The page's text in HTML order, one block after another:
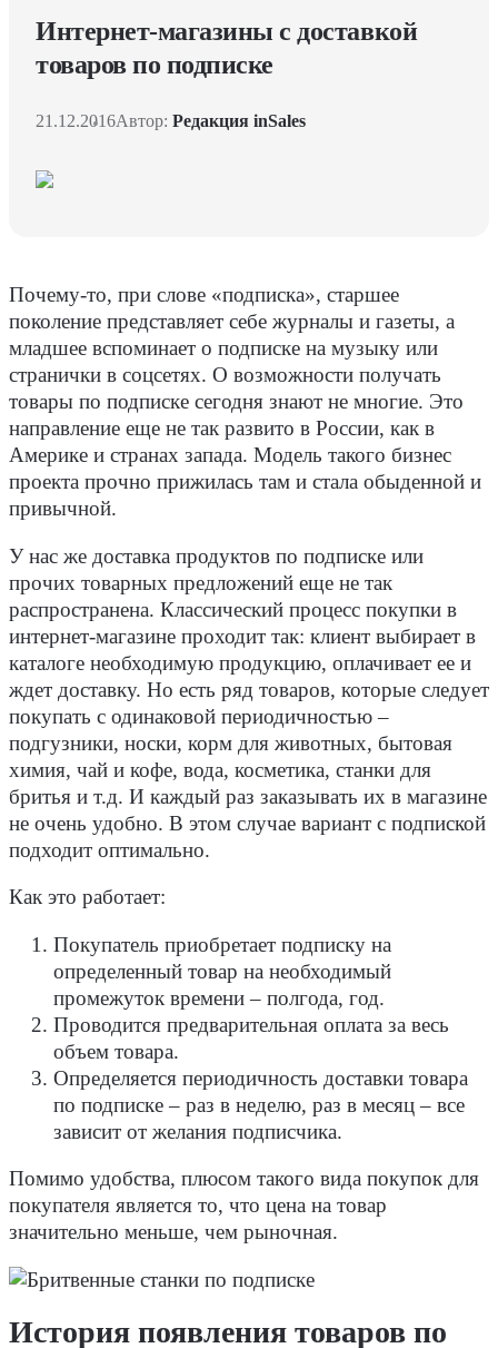
Интернет-магазины с доставкой
товаров по подписке
21.12.2016Автор: Редакция inSales
Почему-то, при слове «подписка», старшее
поколение представляет себе журналы и газеты, а
младшее вспоминает о подписке на музыку или
странички в соцсетях. О возможности получать
товары по подписке сегодня знают не многие. Это
направление еще не так развито в России, как в
Америке и странах запада. Модель такого бизнес
проекта прочно прижилась там и стала обыденной и
привычной.
У нас же доставка продуктов по подписке или
прочих товарных предложений еще не так
распространена. Классический процесс покупки в
интернет-магазине проходит так: клиент выбирает в
каталоге необходимую продукцию, оплачивает ее и
ждет доставку. Но есть ряд товаров, которые следует
покупать с одинаковой периодичностью –
подгузники, носки, корм для животных, бытовая
химия, чай и кофе, вода, косметика, станки для
бритья и т.д. И каждый раз заказывать их в магазине
не очень удобно. В этом случае вариант с подпиской
подходит оптимально.
Как это работает:
Покупатель приобретает подписку на
определенный товар на необходимый
промежуток времени – полгода, год.
Проводится предварительная оплата за весь
объем товара.
Определяется периодичность доставки товара
по подписке – раз в неделю, раз в месяц – все
зависит от желания подписчика.
Помимо удобства, плюсом такого вида покупок для
покупателя является то, что цена на товар
значительно меньше, чем рыночная.
История появления товаров по